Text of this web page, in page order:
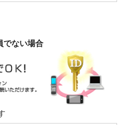
でない場合